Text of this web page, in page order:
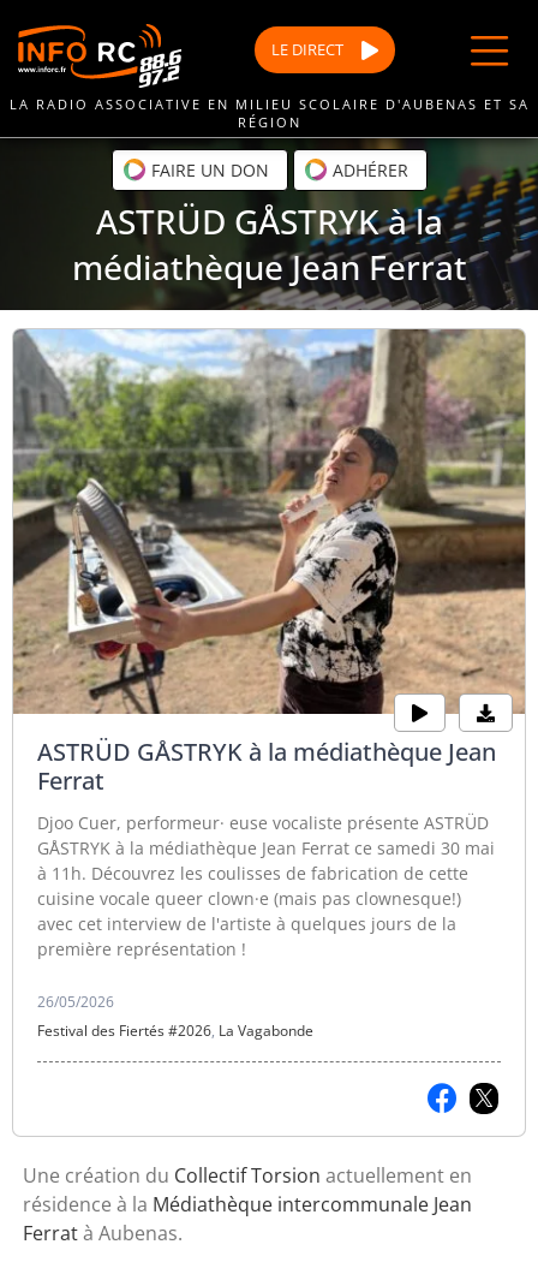
au
contenu
LE DIRECT
LA RADIO ASSOCIATIVE EN MILIEU SCOLAIRE D'AUBENAS ET SA
RÉGION
FAIRE UN DON ADHÉRER
ASTRÜD GÅSTRYK à la
médiathèque Jean Ferrat
ASTRÜD GÅSTRYK à la médiathèque Jean
Ferrat
Djoo Cuer, performeur· euse vocaliste présente ASTRÜD
GÅSTRYK à la médiathèque Jean Ferrat ce samedi 30 mai
à 11h. Découvrez les coulisses de fabrication de cette
cuisine vocale queer clown·e (mais pas clownesque!)
avec cet interview de l'artiste à quelques jours de la
première représentation !
26/05/2026
Festival des Fiertés #2026, La Vagabonde
Une création du Collectif Torsionactuellement en
résidence à la Médiathèque intercommunale Jean
Ferratà Aubenas.